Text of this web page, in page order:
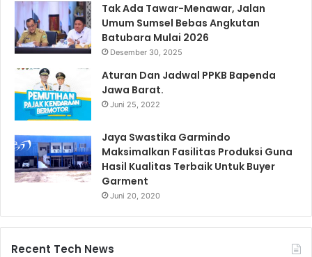
Tak Ada Tawar-Menawar, Jalan
Umum Sumsel Bebas Angkutan
Batubara Mulai 2026
Desember 30, 2025
Aturan Dan Jadwal PPKB Bapenda
Jawa Barat.
Juni 25, 2022
Jaya Swastika Garmindo
Maksimalkan Fasilitas Produksi Guna
Hasil Kualitas Terbaik Untuk Buyer
Garment
Juni 20, 2020
Recent Tech News